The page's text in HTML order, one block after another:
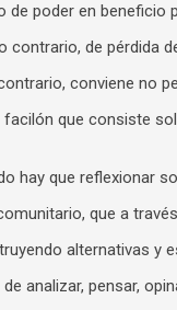
de poder en
contrario, de pérdida
conviene no
que consiste
hay que reflexionar
que a
alternativas y
analizar, pensar,